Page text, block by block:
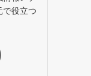
で役立つ